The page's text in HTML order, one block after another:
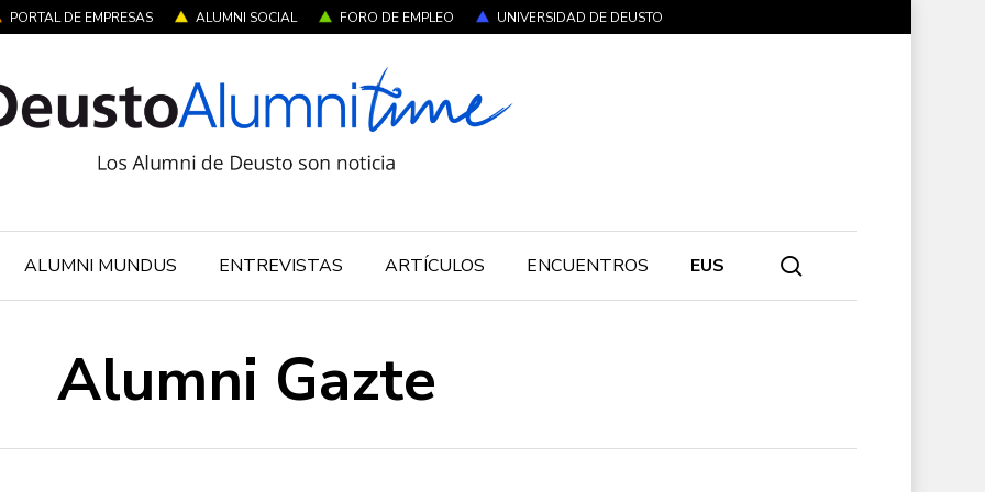
PORTAL DE EMPRESAS ALUMNI SOCIAL FORO DE EMPLEO UNIVERSIDAD DE DEUSTO
ALUMNI MUNDUS ENTREVISTAS ARTÍCULOS ENCUENTROS EUS
Alumni Gazte